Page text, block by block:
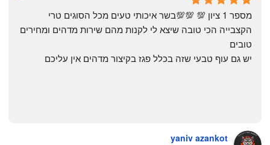
a year ago
yaniv azankot
טובים
יש גם עוף טבעי שזה בכלל פגז בקיצור מדהים אין עליכם